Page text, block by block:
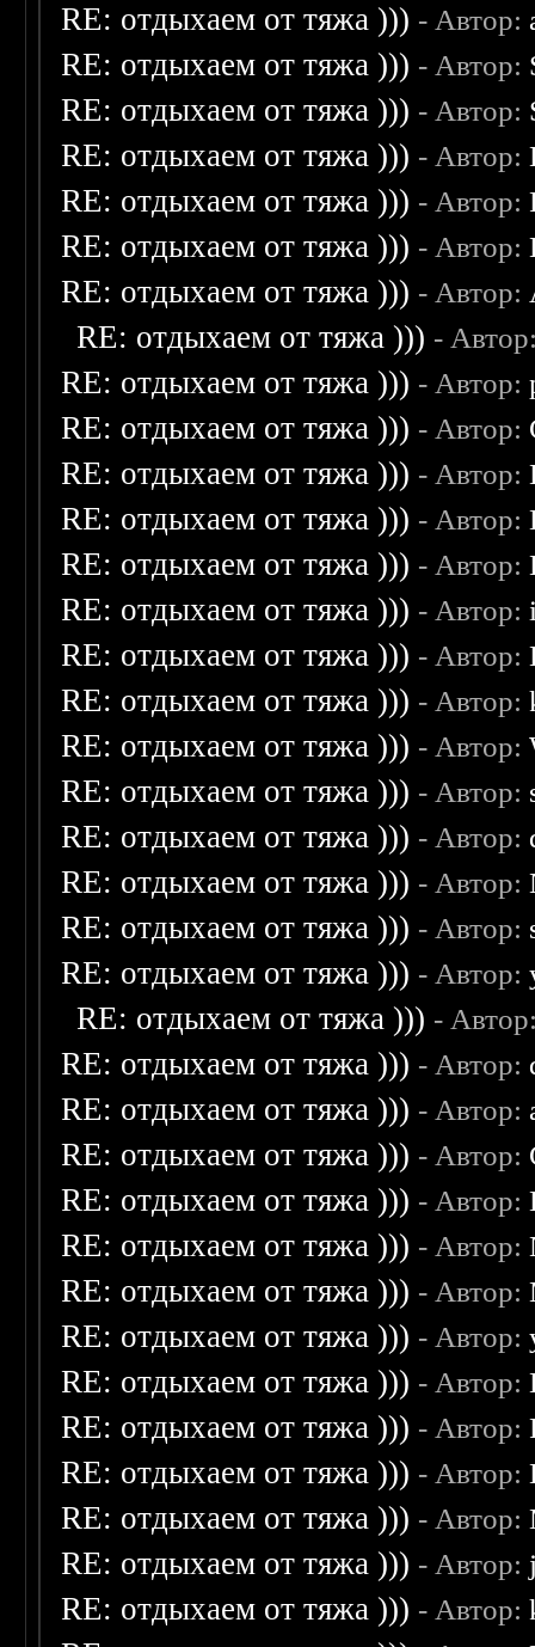
RE: отдыхаем от тяжа ))) - Автор:
RE: отдыхаем от тяжа ))) - Автор:
RE: отдыхаем от тяжа ))) - Автор:
RE: отдыхаем от тяжа ))) - Автор:
RE: отдыхаем от тяжа ))) - Автор:
RE: отдыхаем от тяжа ))) - Автор:
RE: отдыхаем от тяжа ))) - Автор:
RE: отдыхаем от тяжа ))) -
RE: отдыхаем от тяжа ))) - Автор:
RE: отдыхаем от тяжа ))) - Автор:
RE: отдыхаем от тяжа ))) - Автор:
RE: отдыхаем от тяжа ))) - Автор:
RE: отдыхаем от тяжа ))) - Автор:
RE: отдыхаем от тяжа ))) - Автор:
RE: отдыхаем от тяжа ))) - Автор:
RE: отдыхаем от тяжа ))) - Автор:
RE: отдыхаем от тяжа ))) - Автор:
RE: отдыхаем от тяжа ))) - Автор:
RE: отдыхаем от тяжа ))) - Автор:
RE: отдыхаем от тяжа ))) - Автор:
RE: отдыхаем от тяжа ))) - Автор:
RE: отдыхаем от тяжа ))) - Автор:
RE: отдыхаем от тяжа ))) -
RE: отдыхаем от тяжа ))) - Автор:
RE: отдыхаем от тяжа ))) - Автор:
RE: отдыхаем от тяжа ))) - Автор:
RE: отдыхаем от тяжа ))) - Автор:
RE: отдыхаем от тяжа ))) - Автор:
RE: отдыхаем от тяжа ))) - Автор:
RE: отдыхаем от тяжа ))) - Автор:
RE: отдыхаем от тяжа ))) - Автор:
RE: отдыхаем от тяжа ))) - Автор:
RE: отдыхаем от тяжа ))) - Автор:
RE: отдыхаем от тяжа ))) - Автор:
RE: отдыхаем от тяжа ))) - Автор:
RE: отдыхаем от тяжа ))) - Автор: